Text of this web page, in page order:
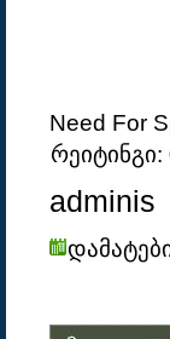
Need For
რეიტინგი:
adminis